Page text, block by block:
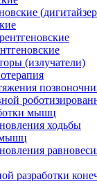
(излучатели)
мышц
ходьбы
мышц
разработки